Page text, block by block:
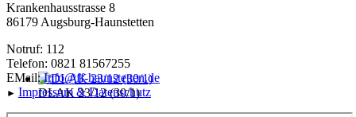
DLAK 23/12 (30/1)
Krankenhausstrasse 8
86179 Augsburg-Haunstetten
Notruf: 112
Telefon: 0821 81567255
EMail:Info@ff-haunstetten.de
► Impressum & Datenschutz